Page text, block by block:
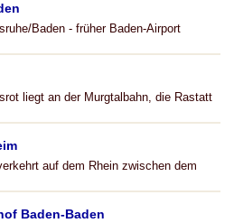
Baden - früher Baden-Airport
liegt an der Murgtalbahn, die Rastatt
auf dem Rhein zwischen dem
Baden-Baden